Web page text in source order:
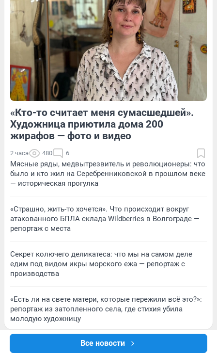
Все новости
1 19 Обсудить
21 Обсудить
«Кто-то считает меня сумасшедшей».
Художница приютила дома 200
жирафов — фото и видео
2 часа 480 6
Мясные ряды, медвытрезвитель и революционеры: что
было и кто жил на Серебренниковской в прошлом веке
— историческая прогулка
«Страшно, жить-то хочется». Что происходит вокруг
атакованного БПЛА склада Wildberries в Волгограде —
репортаж с места
Секрет колючего деликатеса: что мы на самом деле
едим под видом икры морского ежа — репортаж с
производства
«Есть ли на свете матери, которые пережили всё это?»:
репортаж из затопленного села, где стихия убила
молодую художницу